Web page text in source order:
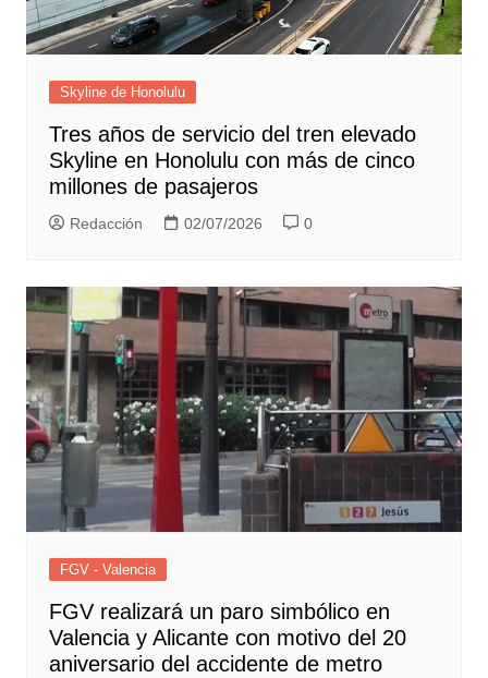
Skyline de Honolulu
Tres años de servicio del tren elevado
Skyline en Honolulu con más de cinco
millones de pasajeros
Redacción 02/07/2026 0
FGV - Valencia
FGV realizará un paro simbólico en
Valencia y Alicante con motivo del 20
aniversario del accidente de metro